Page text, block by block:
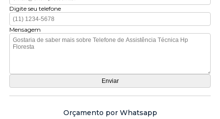
Digite seu telefone
Mensagem
Orçamento por Whatsapp